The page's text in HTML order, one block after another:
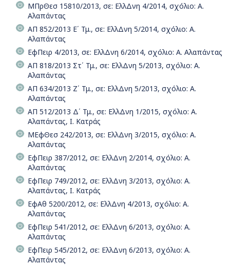
ΜΠρΘεσ 15810/2013, σε: ΕλλΔνη 4/2014, σχόλιο: Α.
Αλαπάντας
ΑΠ 852/2013 Ε΄ Τμ., σε: ΕλλΔνη 5/2014, σχόλιο: Α.
Αλαπάντας
ΕφΠειρ 4/2013, σε: ΕλλΔνη 6/2014, σχόλιο: Α. Αλαπάντας
ΑΠ 818/2013 Στ΄ Τμ., σε: ΕλλΔνη 5/2013, σχόλιο: Α.
Αλαπάντας
ΑΠ 634/2013 Ζ΄ Τμ., σε: ΕλλΔνη 5/2013, σχόλιο: Α.
Αλαπάντας
ΑΠ 512/2013 Δ΄ Τμ., σε: ΕλλΔνη 1/2015, σχόλιο: Α.
Αλαπάντας, Ι. Κατράς
ΜΕφΘεσ 242/2013, σε: ΕλλΔνη 3/2015, σχόλιο: Α.
Αλαπάντας
ΕφΠειρ 387/2012, σε: ΕλλΔνη 2/2014, σχόλιο: Α.
Αλαπάντας
ΕφΠειρ 749/2012, σε: ΕλλΔνη 3/2013, σχόλιο: Α.
Αλαπάντας, Ι. Κατράς
ΕφΑθ 5200/2012, σε: ΕλλΔνη 4/2013, σχόλιο: Α.
Αλαπάντας
ΕφΠειρ 541/2012, σε: ΕλλΔνη 6/2013, σχόλιο: Α.
Αλαπάντας
ΕφΠειρ 545/2012, σε: ΕλλΔνη 6/2013, σχόλιο: Α.
Αλαπάντας